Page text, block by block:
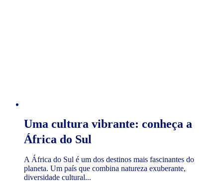
Uma cultura vibrante: conheça a
África do Sul
A África do Sul é um dos destinos mais fascinantes do
planeta. Um país que combina natureza exuberante,
diversidade cultural...